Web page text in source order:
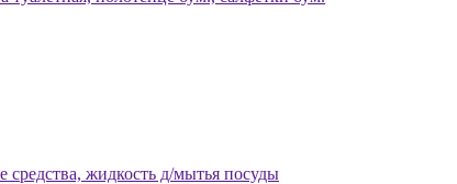
средства, жидкость д/мытья посуды